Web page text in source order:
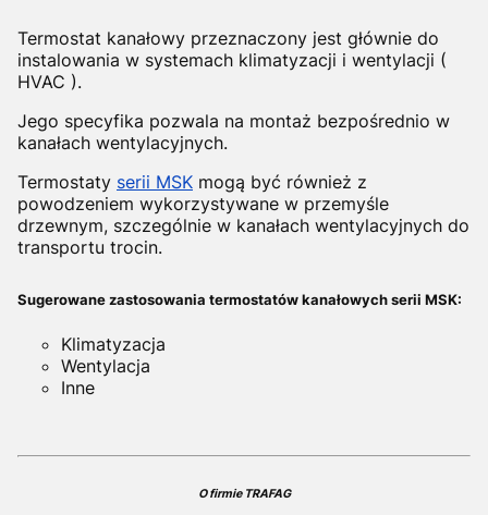
Termostat kanałowy przeznaczony jest głównie do
instalowania w systemach klimatyzacji i wentylacji (
HVAC ).
Jego specyfika pozwala na montaż bezpośrednio w
kanałach wentylacyjnych.
Termostaty serii MSK mogą być również z
powodzeniem wykorzystywane w przemyśle
drzewnym, szczególnie w kanałach wentylacyjnych do
transportu trocin.
Sugerowane zastosowania termostatów kanałowych serii MSK:
Klimatyzacja
Wentylacja
Inne
O firmie TRAFAG